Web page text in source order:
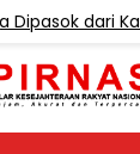
dari Kamboja